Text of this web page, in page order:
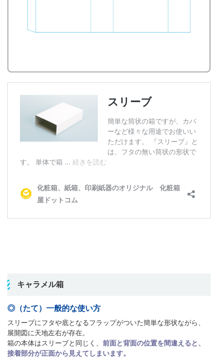
キャラメル箱
◎（たて）一般的な使い方
スリーブにフタや底となるフラップがついた簡単な形状ながら、
展開図に天地左右が存在。
箱の本体はスリーブと同じく、 前面と背面の位置を間違えると、
接着部分が正面から見えてしまいます。